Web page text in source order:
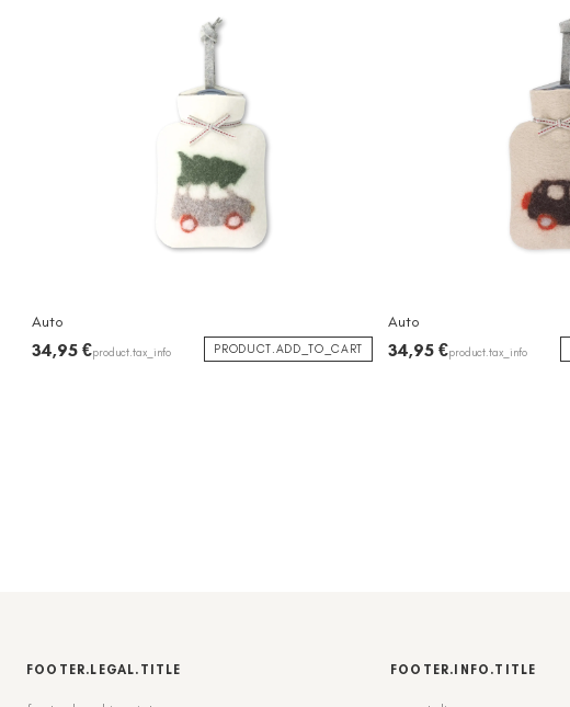
Auto
34,95 €product.tax_info PRODUCT.ADD_TO_CART
Auto
34,95 €product.tax_info
FOOTER.LEGAL.TITLE FOOTER.INFO.TITLE